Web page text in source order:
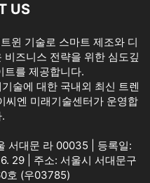
US
윈 기술로 스마트 제조와 디
즈니스 전략을 위한 심도깊
트를 제공합니다.
술에 대한 국내외 최신 트렌
씨엔 미래기술센터가 운영합
서대문 라 00035 | 등록일:
29 | 주소: 서울시 서대문구
호 (우03785)